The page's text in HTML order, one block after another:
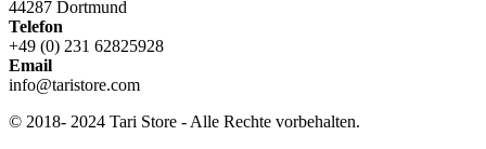
44287 Dortmund
Telefon
+49 (0) 231 62825928
Email
info@taristore.com
© 2018- 2024 Tari Store - Alle Rechte vorbehalten.